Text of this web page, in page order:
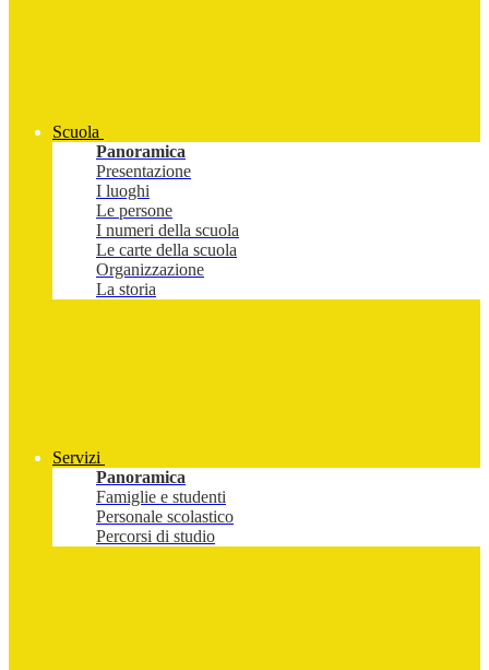
Scuola
Panoramica
Presentazione
I luoghi
Le persone
I numeri della scuola
Le carte della scuola
Organizzazione
La storia
Servizi
Panoramica
Famiglie e studenti
Personale scolastico
Percorsi di studio